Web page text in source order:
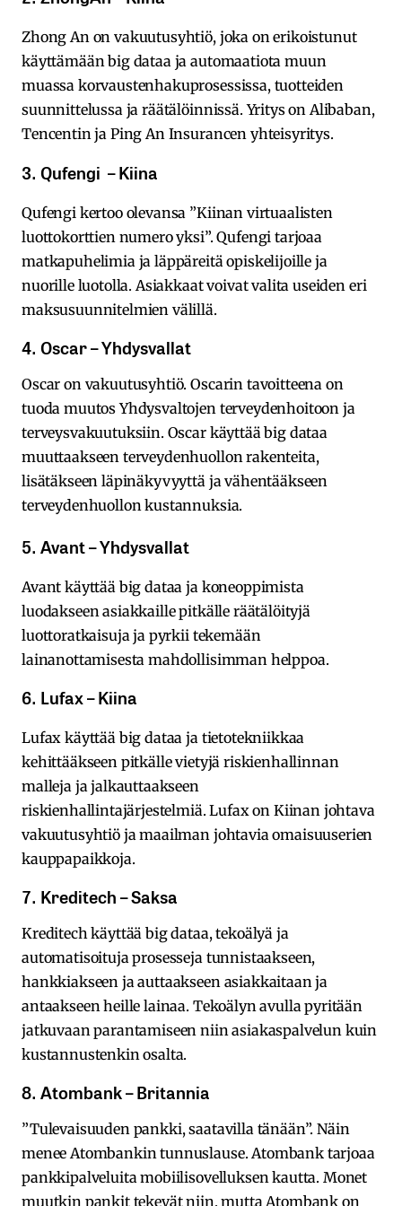
Zhong An on vakuutusyhtiö, joka on erikoistunut
käyttämään big dataa ja automaatiota muun
muassa korvaustenhakuprosessissa, tuotteiden
suunnittelussa ja räätälöinnissä. Yritys on Alibaban,
Tencentin ja Ping An Insurancen yhteisyritys.
3. Qufengi – Kiina
Qufengi kertoo olevansa ”Kiinan virtuaalisten
luottokorttien numero yksi”. Qufengi tarjoaa
matkapuhelimia ja läppäreitä opiskelijoille ja
nuorille luotolla. Asiakkaat voivat valita useiden eri
maksusuunnitelmien välillä.
4. Oscar – Yhdysvallat
Oscar on vakuutusyhtiö. Oscarin tavoitteena on
tuoda muutos Yhdysvaltojen terveydenhoitoon ja
terveysvakuutuksiin. Oscar käyttää big dataa
muuttaakseen terveydenhuollon rakenteita,
lisätäkseen läpinäkyvyyttä ja vähentääkseen
terveydenhuollon kustannuksia.
5. Avant – Yhdysvallat
Avant käyttää big dataa ja koneoppimista
luodakseen asiakkaille pitkälle räätälöityjä
luottoratkaisuja ja pyrkii tekemään
lainanottamisesta mahdollisimman helppoa.
6. Lufax – Kiina
Lufax käyttää big dataa ja tietotekniikkaa
kehittääkseen pitkälle vietyjä riskienhallinnan
malleja ja jalkauttaakseen
riskienhallintajärjestelmiä. Lufax on Kiinan johtava
vakuutusyhtiö ja maailman johtavia omaisuuserien
kauppapaikkoja.
7. Kreditech – Saksa
Kreditech käyttää big dataa, tekoälyä ja
automatisoituja prosesseja tunnistaakseen,
hankkiakseen ja auttaakseen asiakkaitaan ja
antaakseen heille lainaa. Tekoälyn avulla pyritään
jatkuvaan parantamiseen niin asiakaspalvelun kuin
kustannustenkin osalta.
8. Atombank – Britannia
”Tulevaisuuden pankki, saatavilla tänään”. Näin
menee Atombankin tunnuslause. Atombank tarjoaa
pankkipalveluita mobiilisovelluksen kautta. Monet
muutkin pankit tekevät niin, mutta Atombank on